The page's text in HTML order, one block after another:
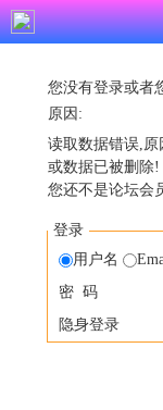
您没有登录或者
原因:
读取数据错误,
或数据已被删除!
您还不是论坛会
登录
用户名
密 码
隐身登录